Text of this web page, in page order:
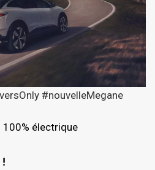
#nouvelleMegane
100% électrique